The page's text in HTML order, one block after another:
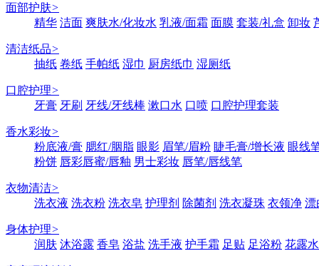
面部护肤>
精华 洁面 爽肤水/化妆水 乳液/面霜 面膜 套装/礼盒 卸妆
清洁纸品>
抽纸 卷纸 手帕纸 湿巾 厨房纸巾 湿厕纸
口腔护理>
牙膏 牙刷 牙线/牙线棒 漱口水 口喷 口腔护理套装
香水彩妆>
粉底液/膏 腮红/胭脂 眼影 眉笔/眉粉 睫毛膏/增长液 眼线
粉饼 唇彩唇蜜/唇釉 男士彩妆 唇笔/唇线笔
衣物清洁>
洗衣液 洗衣粉 洗衣皂 护理剂 除菌剂 洗衣凝珠 衣领净 漂
身体护理>
润肤 沐浴露 香皂 浴盐 洗手液 护手霜 足贴 足浴粉 花露水